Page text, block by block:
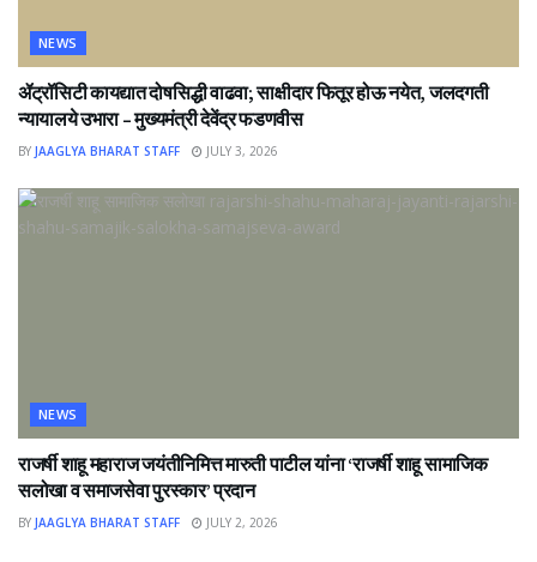
NEWS
ॲट्रॉसिटी कायद्यात दोषसिद्धी वाढवा; साक्षीदार फितूर होऊ नयेत, जलदगती
न्यायालये उभारा – मुख्यमंत्री देवेंद्र फडणवीस
BY JAAGLYA BHARAT STAFF JULY 3, 2026
NEWS
राजर्षी शाहू महाराज जयंतीनिमित्त मारुती पाटील यांना ‘राजर्षी शाहू सामाजिक
सलोखा व समाजसेवा पुरस्कार’ प्रदान
BY JAAGLYA BHARAT STAFF JULY 2, 2026